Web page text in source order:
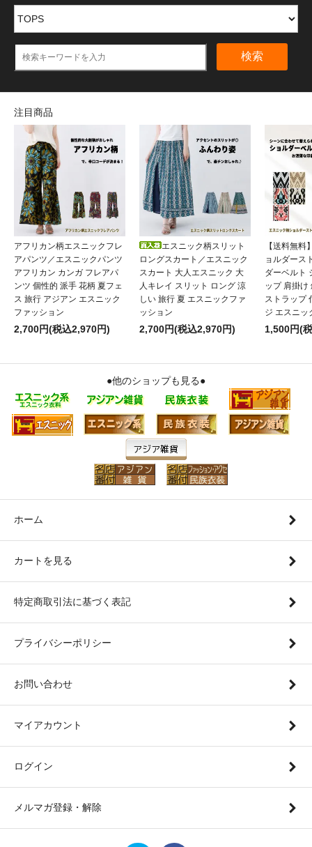
検索
注目商品
アフリカン柄エスニックフレ
アパンツ／エスニックパンツ
アフリカン カンガ フレアパ
ンツ 個性的 派手 花柄 夏フェ
ス 旅行 アジアン エスニック
ファッション
2,700円(税込2,970円)
エスニック柄スリット
ロングスカート／エスニック
スカート 大人エスニック 大
人キレイ スリット ロング 涼
しい 旅行 夏 エスニックファ
ッション
2,700円(税込2,970円)
【送料無料
ョルダース
ダーベルト
ップ 肩掛け
ストラップ
ジ エスニッ
1,500円(
●他のショップも見る●
ホーム
カートを見る
特定商取引法に基づく表記
プライバシーポリシー
お問い合わせ
マイアカウント
ログイン
メルマガ登録・解除